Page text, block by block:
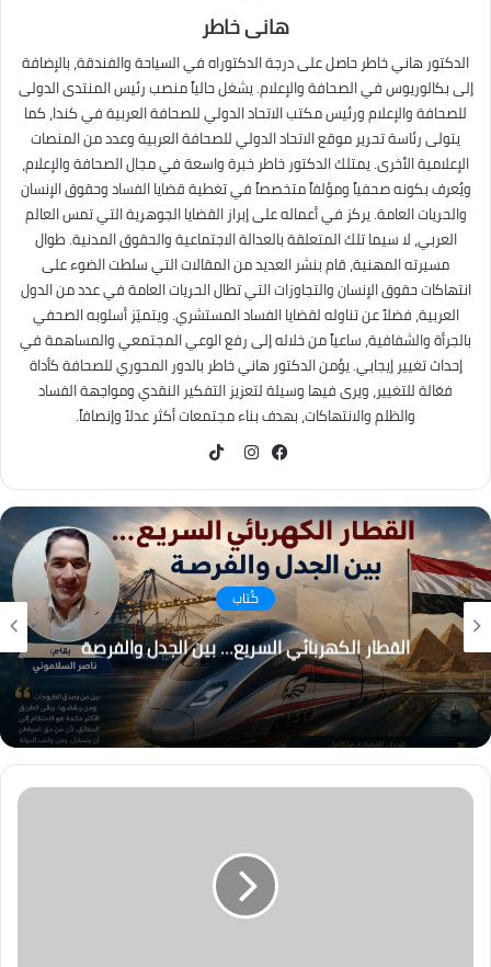
هانى خاطر
الدكتور هاني خاطر حاصل على درجة الدكتوراه في السياحة والفندقة، بالإضافة
إلى بكالوريوس في الصحافة والإعلام. يشغل حالياً منصب رئيس المنتدى الدولى
للصحافة والإعلام ورئيس مكتب الاتحاد الدولي للصحافة العربية في كندا، كما
يتولى رئاسة تحرير موقع الاتحاد الدولي للصحافة العربية وعدد من المنصات
الإعلامية الأخرى. يمتلك الدكتور خاطر خبرة واسعة في مجال الصحافة والإعلام،
ويُعرف بكونه صحفياً ومؤلفاً متخصصاً في تغطية قضايا الفساد وحقوق الإنسان
والحريات العامة. يركز في أعماله على إبراز القضايا الجوهرية التي تمس العالم
العربي، لا سيما تلك المتعلقة بالعدالة الاجتماعية والحقوق المدنية. طوال
مسيرته المهنية، قام بنشر العديد من المقالات التي سلطت الضوء على
انتهاكات حقوق الإنسان والتجاوزات التي تطال الحريات العامة في عدد من الدول
العربية، فضلاً عن تناوله لقضايا الفساد المستشري. ويتميّز أسلوبه الصحفي
بالجرأة والشفافية، ساعياً من خلاله إلى رفع الوعي المجتمعي والمساهمة في
إحداث تغيير إيجابي. يؤمن الدكتور هاني خاطر بالدور المحوري للصحافة كأداة
فعّالة للتغيير، ويرى فيها وسيلة لتعزيز التفكير النقدي ومواجهة الفساد
والظلم والانتهاكات، بهدف بناء مجتمعات أكثر عدلاً وإنصافاً.
كُتاب
القطار الكهربائي السريع… بين الجدل والفرصة